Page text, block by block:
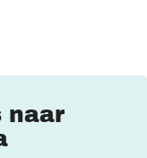
naar